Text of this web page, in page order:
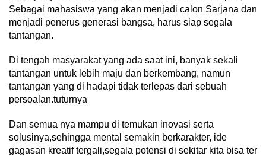
Sebagai mahasiswa yang akan menjadi calon Sarjana dan
menjadi penerus generasi bangsa, harus siap segala
tantangan.
Di tengah masyarakat yang ada saat ini, banyak sekali
tantangan untuk lebih maju dan berkembang, namun
tantangan yang di hadapi tidak terlepas dari sebuah
persoalan.tuturnya
Dan semua nya mampu di temukan inovasi serta
solusinya,sehingga mental semakin berkarakter, ide
gagasan kreatif tergali,segala potensi di sekitar kita bisa ter